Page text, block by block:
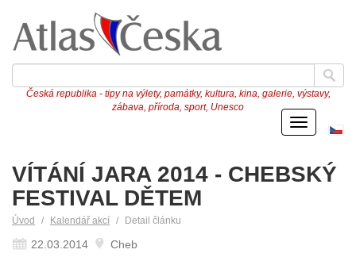
Česká republika - tipy na výlety, památky, kultura, kina, galerie, výstavy,
zábava, příroda, sport, Unesco
Menu
VÍTÁNÍ JARA 2014 - CHEBSKÝ
FESTIVAL DĚTEM
Úvod Kalendář akcí Detail článku
22.03.2014
Cheb